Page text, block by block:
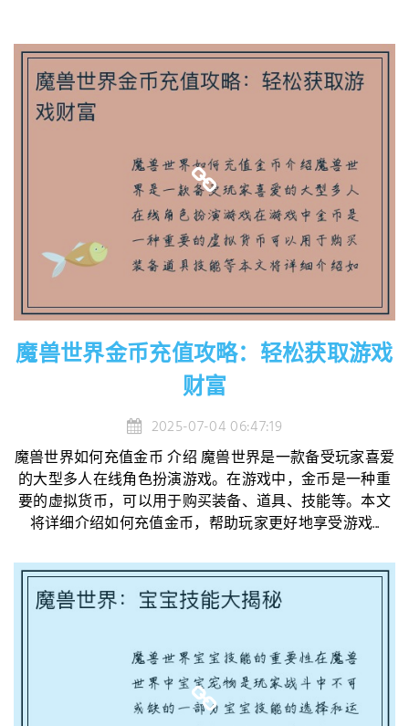
魔兽世界金币充值攻略：轻松获取游戏
财富
2025-07-04 06:47:19
魔兽世界如何充值金币 介绍 魔兽世界是一款备受玩家喜爱
的大型多人在线角色扮演游戏。在游戏中，金币是一种重
要的虚拟货币，可以用于购买装备、道具、技能等。本文
将详细介绍如何充值金币，帮助玩家更好地享受游戏...